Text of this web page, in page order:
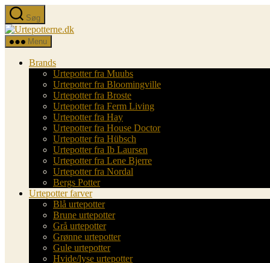
Spring
til
indholdet
Søg
Urtepotterne.dk
Menu
Brands
Urtepotter fra Muubs
Urtepotter fra Bloomingville
Urtepotter fra Broste
Urtepotter fra Ferm Living
Urtepotter fra Hay
Urtepotter fra House Doctor
Urtepotter fra Hübsch
Urtepotter fra Ib Laursen
Urtepotter fra Lene Bjerre
Urtepotter fra Nordal
Bergs Potter
Urtepotter farver
Blå urtepotter
Brune urtepotter
Grå urtepotter
Grønne urtepotter
Gule urtepotter
Hvide/lyse urtepotter